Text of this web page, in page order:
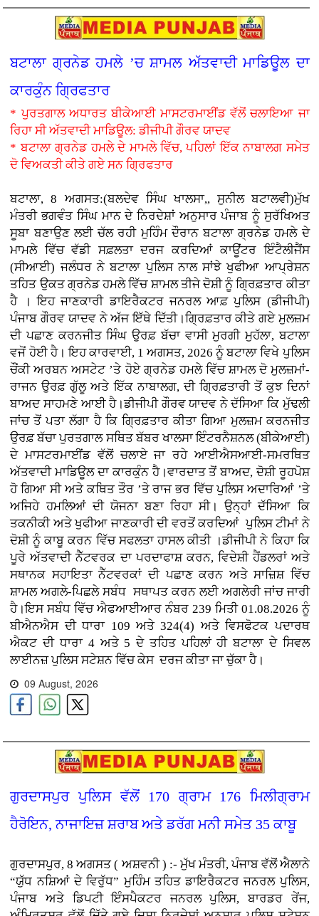
ਬਟਾਲਾ ਗ੍ਰਨੇਡ ਹਮਲੇ ’ਚ ਸ਼ਾਮਲ ਅੱਤਵਾਦੀ ਮਾਡਿਊਲ ਦਾ
ਕਾਰਕੁੰਨ ਗ੍ਰਿਫਤਾਰ
* ਪੁਰਤਗਾਲ ਅਧਾਰਤ ਬੀਕੇਆਈ ਮਾਸਟਰਮਾਈਂਡ ਵੱਲੋਂ ਚਲਾਇਆ ਜਾ
ਰਿਹਾ ਸੀ ਅੱਤਵਾਦੀ ਮਾਡਿਊਲ: ਡੀਜੀਪੀ ਗੌਰਵ ਯਾਦਵ
* ਬਟਾਲਾ ਗ੍ਰਨੇਡ ਹਮਲੇ ਦੇ ਮਾਮਲੇ ਵਿੱਚ, ਪਹਿਲਾਂ ਇੱਕ ਨਾਬਾਲਗ ਸਮੇਤ
ਦੋ ਵਿਅਕਤੀ ਕੀਤੇ ਗਏ ਸਨ ਗ੍ਰਿਫਤਾਰ
ਬਟਾਲਾ, 8 ਅਗਸਤ:(ਬਲਦੇਵ ਸਿੰਘ ਖਾਲਸਾ,, ਸੁਨੀਲ ਬਟਾਲਵੀ)ਮੁੱਖ
ਮੰਤਰੀ ਭਗਵੰਤ ਸਿੰਘ ਮਾਨ ਦੇ ਨਿਰਦੇਸ਼ਾਂ ਅਨੁਸਾਰ ਪੰਜਾਬ ਨੂੰ ਸੁਰੱਖਿਅਤ
ਸੂਬਾ ਬਣਾਉਣ ਲਈ ਚੱਲ ਰਹੀ ਮੁਹਿੰਮ ਦੌਰਾਨ ਬਟਾਲਾ ਗ੍ਰਨੇਡ ਹਮਲੇ ਦੇ
ਮਾਮਲੇ ਵਿੱਚ ਵੱਡੀ ਸਫ਼ਲਤਾ ਦਰਜ ਕਰਦਿਆਂ ਕਾਊਂਟਰ ਇੰਟੈਲੀਜੈਂਸ
(ਸੀਆਈ) ਜਲੰਧਰ ਨੇ ਬਟਾਲਾ ਪੁਲਿਸ ਨਾਲ ਸਾਂਝੇ ਖੁਫੀਆ ਆਪ੍ਰੇਸ਼ਨ
ਤਹਿਤ ਉਕਤ ਗ੍ਰਨੇਡ ਹਮਲੇ ਵਿੱਚ ਸ਼ਾਮਲ ਤੀਜੇ ਦੋਸ਼ੀ ਨੂੰ ਗ੍ਰਿਫ਼ਤਾਰ ਕੀਤਾ
ਹੈ । ਇਹ ਜਾਣਕਾਰੀ ਡਾਇਰੈਕਟਰ ਜਨਰਲ ਆਫ਼ ਪੁਲਿਸ (ਡੀਜੀਪੀ)
ਪੰਜਾਬ ਗੌਰਵ ਯਾਦਵ ਨੇ ਅੱਜ ਇੱਥੇ ਦਿੱਤੀ।ਗ੍ਰਿਫ਼ਤਾਰ ਕੀਤੇ ਗਏ ਮੁਲਜ਼ਮ
ਦੀ ਪਛਾਣ ਕਰਨਜੀਤ ਸਿੰਘ ਉਰਫ਼ ਬੱਚਾ ਵਾਸੀ ਮੁਰਗੀ ਮੁਹੱਲਾ, ਬਟਾਲਾ
ਵਜੋਂ ਹੋਈ ਹੈ। ਇਹ ਕਾਰਵਾਈ, 1 ਅਗਸਤ, 2026 ਨੂੰ ਬਟਾਲਾ ਵਿਖੇ ਪੁਲਿਸ
ਚੌਂਕੀ ਅਰਬਨ ਅਸਟੇਟ ’ਤੇ ਹੋਏ ਗ੍ਰਨੇਡ ਹਮਲੇ ਵਿੱਚ ਸ਼ਾਮਲ ਦੋ ਮੁਲਜ਼ਮਾਂ-
ਰਾਜਨ ਉਰਫ਼ ਗੁੱਲੂ ਅਤੇ ਇੱਕ ਨਾਬਾਲਗ, ਦੀ ਗ੍ਰਿਫ਼ਤਾਰੀ ਤੋਂ ਕੁਝ ਦਿਨਾਂ
ਬਾਅਦ ਸਾਹਮਣੇ ਆਈ ਹੈ।ਡੀਜੀਪੀ ਗੌਰਵ ਯਾਦਵ ਨੇ ਦੱਸਿਆ ਕਿ ਮੁੱਢਲੀ
ਜਾਂਚ ਤੋਂ ਪਤਾ ਲੱਗਾ ਹੈ ਕਿ ਗ੍ਰਿਫ਼ਤਾਰ ਕੀਤਾ ਗਿਆ ਮੁਲਜ਼ਮ ਕਰਨਜੀਤ
ਉਰਫ਼ ਬੱਚਾ ਪੁਰਤਗਾਲ ਸਥਿਤ ਬੱਬਰ ਖਾਲਸਾ ਇੰਟਰਨੈਸ਼ਨਲ (ਬੀਕੇਆਈ)
ਦੇ ਮਾਸਟਰਮਾਈਂਡ ਵੱਲੋਂ ਚਲਾਏ ਜਾ ਰਹੇ ਆਈਐਸਆਈ-ਸਮਰਥਿਤ
ਅੱਤਵਾਦੀ ਮਾਡਿਊਲ ਦਾ ਕਾਰਕੁੰਨ ਹੈ।ਵਾਰਦਾਤ ਤੋਂ ਬਾਅਦ, ਦੋਸ਼ੀ ਰੂਹਪੋਸ਼
ਹੋ ਗਿਆ ਸੀ ਅਤੇ ਕਥਿਤ ਤੌਰ ’ਤੇ ਰਾਜ ਭਰ ਵਿੱਚ ਪੁਲਿਸ ਅਦਾਰਿਆਂ ’ਤੇ
ਅਜਿਹੇ ਹਮਲਿਆਂ ਦੀ ਯੋਜਨਾ ਬਣਾ ਰਿਹਾ ਸੀ। ਉਨ੍ਹਾਂ ਦੱਸਿਆ ਕਿ
ਤਕਨੀਕੀ ਅਤੇ ਖੁਫੀਆ ਜਾਣਕਾਰੀ ਦੀ ਵਰਤੋਂ ਕਰਦਿਆਂ ਪੁਲਿਸ ਟੀਮਾਂ ਨੇ
ਦੋਸ਼ੀ ਨੂੰ ਕਾਬੂ ਕਰਨ ਵਿੱਚ ਸਫਲਤਾ ਹਾਸਲ ਕੀਤੀ ।ਡੀਜੀਪੀ ਨੇ ਕਿਹਾ ਕਿ
ਪੂਰੇ ਅੱਤਵਾਦੀ ਨੈੱਟਵਰਕ ਦਾ ਪਰਦਾਫਾਸ਼ ਕਰਨ, ਵਿਦੇਸ਼ੀ ਹੈਂਡਲਰਾਂ ਅਤੇ
ਸਥਾਨਕ ਸਹਾਇਤਾ ਨੈੱਟਵਰਕਾਂ ਦੀ ਪਛਾਣ ਕਰਨ ਅਤੇ ਸਾਜ਼ਿਸ਼ ਵਿੱਚ
ਸ਼ਾਮਲ ਅਗਲੇ-ਪਿਛਲੇ ਸਬੰਧ ਸਥਾਪਤ ਕਰਨ ਲਈ ਅਗਲੇਰੀ ਜਾਂਚ ਜਾਰੀ
ਹੈ।ਇਸ ਸਬੰਧ ਵਿੱਚ ਐਫਆਈਆਰ ਨੰਬਰ 239 ਮਿਤੀ 01.08.2026 ਨੂੰ
ਬੀਐਨਐਸ ਦੀ ਧਾਰਾ 109 ਅਤੇ 324(4) ਅਤੇ ਵਿਸਫੋਟਕ ਪਦਾਰਥ
ਐਕਟ ਦੀ ਧਾਰਾ 4 ਅਤੇ 5 ਦੇ ਤਹਿਤ ਪਹਿਲਾਂ ਹੀ ਬਟਾਲਾ ਦੇ ਸਿਵਲ
ਲਾਈਨਜ਼ ਪੁਲਿਸ ਸਟੇਸ਼ਨ ਵਿੱਚ ਕੇਸ ਦਰਜ ਕੀਤਾ ਜਾ ਚੁੱਕਾ ਹੈ।
09 August, 2026
ਗੁਰਦਾਸਪੁਰ ਪੁਲਿਸ ਵੱਲੋਂ 170 ਗ੍ਰਾਮ 176 ਮਿਲੀਗ੍ਰਾਮ
ਹੈਰੋਇਨ, ਨਾਜਾਇਜ਼ ਸ਼ਰਾਬ ਅਤੇ ਡਰੱਗ ਮਨੀ ਸਮੇਤ 35 ਕਾਬੂ
ਗੁਰਦਾਸਪੁਰ, 8 ਅਗਸਤ ( ਅਸ਼ਵਨੀ ) :- ਮੁੱਖ ਮੰਤਰੀ, ਪੰਜਾਬ ਵੱਲੋਂ ਐਲਾਨੇ
“ਯੁੱਧ ਨਸ਼ਿਆਂ ਦੇ ਵਿਰੁੱਧ” ਮੁਹਿੰਮ ਤਹਿਤ ਡਾਇਰੈਕਟਰ ਜਨਰਲ ਪੁਲਿਸ,
ਪੰਜਾਬ ਅਤੇ ਡਿਪਟੀ ਇੰਸਪੈਕਟਰ ਜਨਰਲ ਪੁਲਿਸ, ਬਾਰਡਰ ਰੇਂਜ,